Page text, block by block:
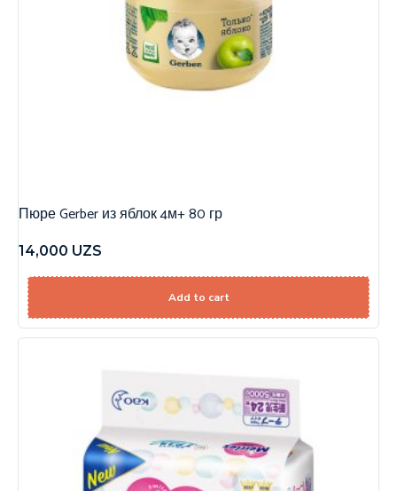
Пюре Gerber из яблок 4м+ 80 гр
14,000 UZS
Add to cart